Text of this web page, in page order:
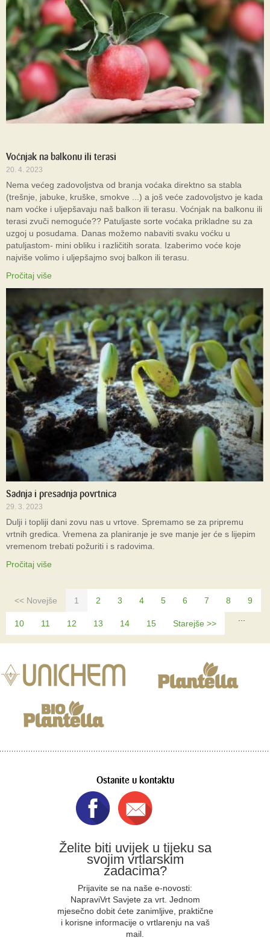
Voćnjak na balkonu ili terasi
20. 4. 2023
Nema većeg zadovoljstva od branja voćaka direktno sa stabla
(trešnje, jabuke, kruške, smokve ...) a još veće zadovoljstvo je kada
nam voćke i uljepšavaju naš balkon ili terasu. Voćnjak na balkonu ili
terasi zvuči nemoguće?? Patuljaste sorte voćaka prikladne su za
uzgoj u posudama. Danas možemo nabaviti svaku voćku u
patuljastom- mini obliku i različitih sorata. Izaberimo voće koje
najviše volimo i uljepšajmo svoj balkon ili terasu.
Pročitaj više
Sadnja i presadnja povrtnica
29. 3. 2023
Dulji i topliji dani zovu nas u vrtove. Spremamo se za pripremu
vrtnih gredica. Vremena za planiranje je sve manje jer će s lijepim
vremenom trebati požuriti i s radovima.
Pročitaj više
<< Novejše 1 2 3 4 5 6 7 8 9
10 11 12 13 14 15 Starejše >>
Ostanite u kontaktu
Želite biti uvijek u tijeku sa
svojim vrtlarskim
zadacima?
Prijavite se na naše e-novosti:
NapraviVrt Savjete za vrt. Jednom
mjesečno dobit ćete zanimljive, praktične
i korisne informacije o vrtlarenju na vaš
mail.